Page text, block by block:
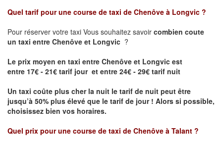
Quel tarif pour une course de taxi de Chenôve à Longvic ?
Pour réserver votre taxi Vous souhaitez savoir combien coute
un taxi entre Chenôve et Longvic ?
Le prix moyen en taxi entre Chenôve et Longvic est
entre 17€ - 21€ tarif jour et entre 24€ - 29€ tarif nuit
Un taxi coûte plus cher la nuit le tarif de nuit peut être
jusqu’à 50% plus élevé que le tarif de jour ! Alors si possible,
choisissez bien vos horaires.
Quel prix pour une course de taxi de Chenôve à Talant ?